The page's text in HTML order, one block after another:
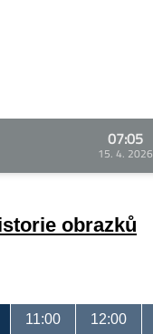
07:05
15. 4. 2026
obrazků
11:00 12:00